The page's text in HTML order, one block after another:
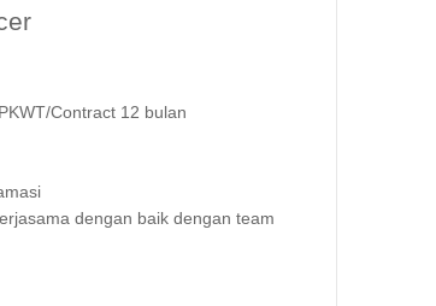
Contract 12 bulan
dengan baik dengan team